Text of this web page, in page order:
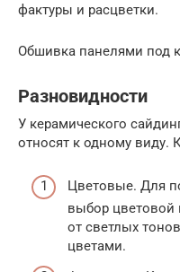
фактуры и расцветки.
Обшивка панелями под
Разновидности
У керамического
относят к одному виду.
Цветовые. Для
выбор цветовой
от светлых
цветами.